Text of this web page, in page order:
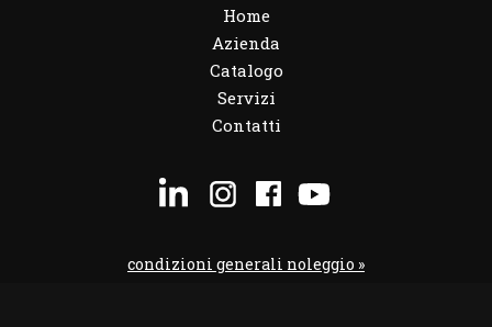
Home
Azienda
Catalogo
Servizi
Contatti
condizioni generali noleggio »